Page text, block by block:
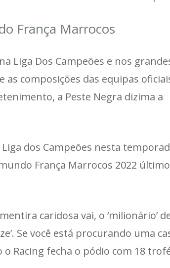
França Marrocos
Liga Dos Campeões e nos
composições das equipas
a Peste Negra dizima a
dos Campeões nesta
França Marrocos 2022
caridosa vai, o ‘milionário’
Se você está procurando uma
Racing fecha o pódio com 18